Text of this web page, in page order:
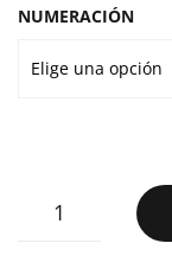
NUMERACIÓN
PUMA